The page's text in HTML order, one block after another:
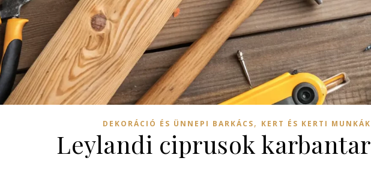
DEKORÁCIÓ ÉS ÜNNEPI BARKÁCS, KERT ÉS KERTI MUNKÁK
Leylandi ciprusok